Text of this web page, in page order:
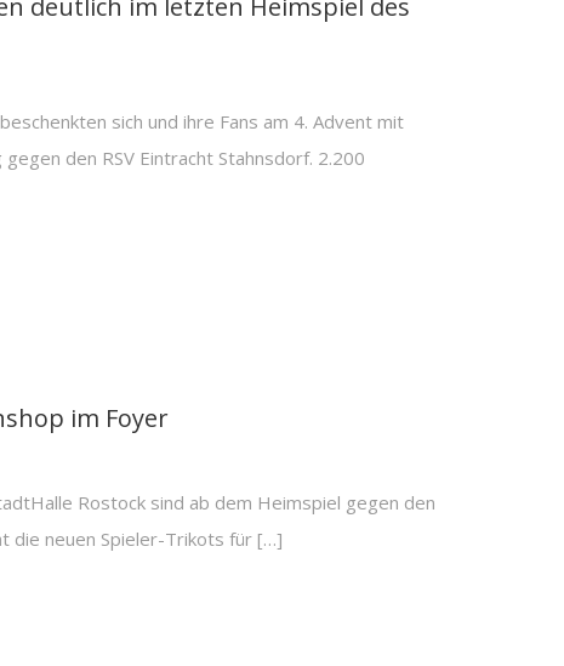
deutlich im letzten Heimspiel des
beschenkten sich und ihre Fans am 4. Advent mit
den RSV Eintracht Stahnsdorf. 2.200
im Foyer
Rostock sind ab dem Heimspiel gegen den
die neuen Spieler-Trikots für […]